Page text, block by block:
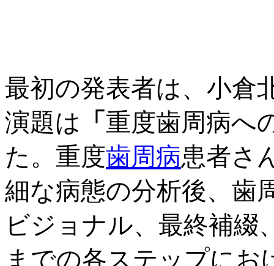
最初の発表者は、小倉
演題は
「 重度歯周病へ
た。重度歯周病患者さ
細な病態の分析後、歯
ビジョナル、最終補綴
までの各ステップに